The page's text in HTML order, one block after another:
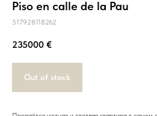
Piso en calle de la Pau
517928118262
235000 €
Out of stock